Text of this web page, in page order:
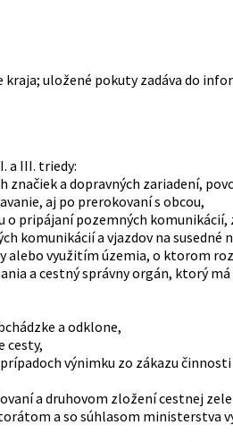
uložené pokuty zadáva do
a III. triedy:
a dopravných zariadení,
aj po prerokovaní s obcou,
pripájaní pozemných komunikácií,
komunikácií a vjazdov na susedné
alebo využitím územia, o ktorom
a cestný správny orgán, ktorý
a odklone,
cesty,
výnimku zo zákazu
a druhovom zložení cestnej
a so súhlasom ministerstva